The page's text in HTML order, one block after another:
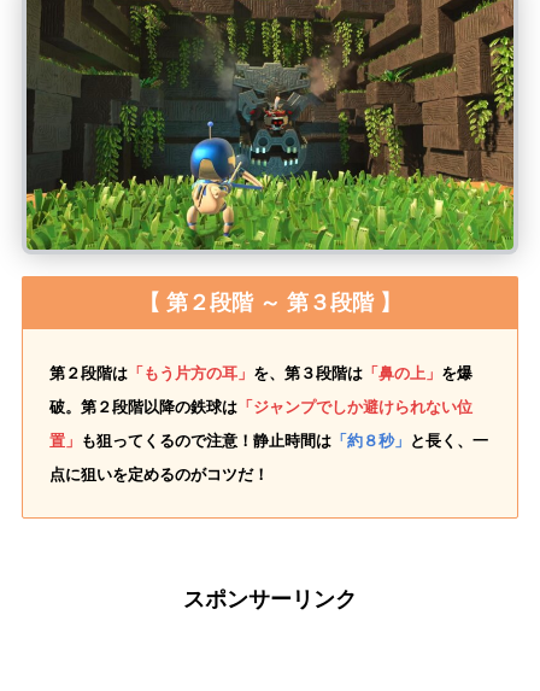
【 第２段階 ～ 第３段階 】
第２段階は 「もう片方の耳」 を、第３段階は 「鼻の上」 を爆
破。第２段階以降の鉄球は 「ジャンプでしか避けられない位
置」 も狙ってくるので注意！静止時間は 「約８秒」 と長く、一
点に狙いを定めるのがコツだ！
スポンサーリンク